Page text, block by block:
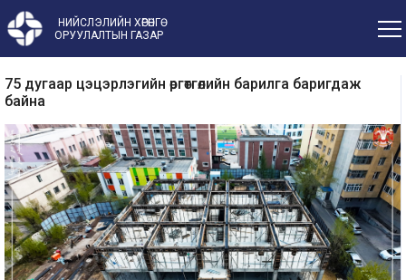
НИЙСЛЭЛИЙН ХӨРӨНГӨ
ОРУУЛАЛТЫН ГАЗАР
75 дугаар цэцэрлэгийн өргөтгөлийн барилга баригдаж
байна